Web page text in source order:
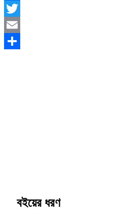
Facebook
Twitter
Email
বইয়ের ধরণ